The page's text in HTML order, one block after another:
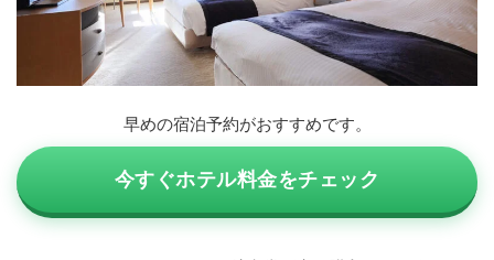
早めの宿泊予約がおすすめです。
今すぐホテル料金をチェック